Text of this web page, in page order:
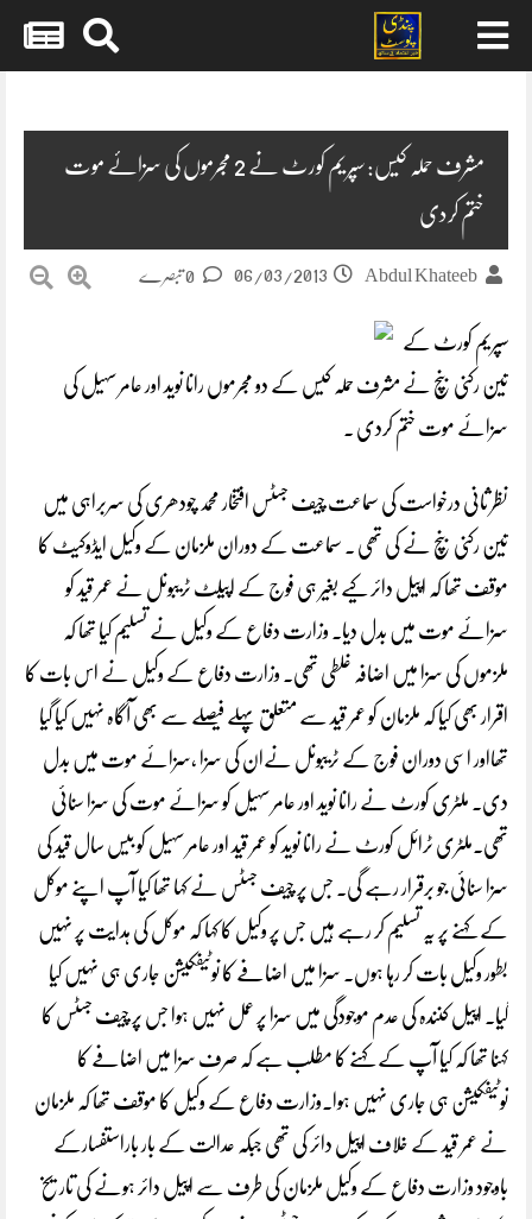
مشرف حملہ کیس: سپریم کورٹ نے 2 مجرموں کی سزائے موت
ختم کردی
Abdul Khateeb
06/03/2013
سپریم کورٹ کے
تین رکنی بنچ نے مشرف حملہ کیس کے دو مجرموں رانا نوید اور عامر سہیل کی
سزائے موت ختم کردی ۔
نظر ثانی درخواست کی سماعت چیف جسٹس افتخار محمد چودھری کی سربراہی میں
تین رکنی بنچ نے کی تھی ۔ سماعت کے دوران ملزمان کے وکیل ایڈوکیٹ کا
موقف تھا کہ اپیل دائر کیے بغیر ہی فوج کے اپیلٹ ٹریبونل نے عمر قید کو
سزائے موت میں بدل دیا۔ وزارت دفاع کے وکیل نے تسلیم کیا تھا کہ
ملزموں کی سزا میں اضافہ غلطی تھی۔ وزارت دفاع کے وکیل نے اس بات کا
اقرار بھی کیا کہ ملزمان کو عمر قید سے متعلق پہلے فیصلے سے بھی آگاہ نہیں کیا گیا
تھااور اسی دوران فوج کے ٹریبونل نےان کی سزا ،سزائے موت میں بدل
دی۔ ملٹری کورٹ نے رانا نوید اور عامر سہیل کو سزائے موت کی سزا سنائی
تھی۔ملٹری ٹرائل کورٹ نے رانا نوید کو عمر قید اور عامر سہیل کو بیس سال قید کی
سزا سنائی جو برقرار رہے گی۔ جس پر چیف جسٹس نے کہا تھا کیا آپ اپنے موکل
کے کہنے پر یہ تسلیم کر رہے ہیں جس پر وکیل کا کہا کہ موکل کی ہدایت پر نہیں
بطور وکیل بات کر رہا ہوں۔ سزا میں اضافے کا نوٹیفکیشن جاری ہی نہیں کیا
گیا۔ اپیل کنندہ کی عدم موجودگی میں سزا پر عمل نہیں ہوا جس پر چیف جسٹس کا
کہنا تھا کہ کیا آپ کے کہنے کا مطلب ہے کہ صرف سزا میں اضافے کا
نوٹیفکیشن ہی جاری نہیں ہوا۔وزارت دفاع کے وکیل کا موقف تھا کہ ملزمان
نے عمر قید کے خلاف اپیل دائر کی تھی جبکہ عدالت کے بار باراستفسارکے
باوجود وزارت دفاع کے وکیل ملزمان کی طرف سے اپیل دائر ہونے کی تاریخ